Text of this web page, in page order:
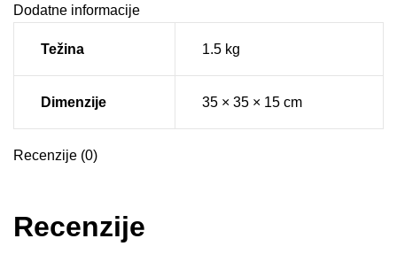
Dodatne informacije
Težina 1.5 kg
Dimenzije 35 × 35 × 15 cm
Recenzije (0)
Recenzije